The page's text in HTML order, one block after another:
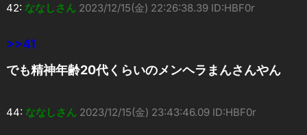
42: ななしさん 2023/12/15(金) 22:26:38.39 ID:HBF0r
>>41
でも精神年齢20代くらいのメンヘラまんさんやん
44: ななしさん 2023/12/15(金) 23:43:46.09 ID:HBF0r